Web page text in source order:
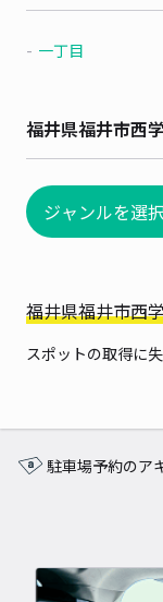
一丁目
福井県福井市西
福井県福井市西
スポットの取得に
駐車場予約のア